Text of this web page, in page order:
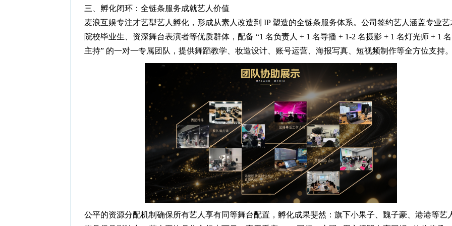
三、孵化闭环：全链条服务成就艺人价值
麦浪互娱专注才艺型艺人孵化，形成从素人改造到 IP 塑造的全链条服务体系。公司签约艺人涵盖专业艺
院校毕业生、资深舞台表演者等优质群体，配备 “1 名负责人 + 1 名导播 + 1-2 名摄影 + 1 名灯光师 + 1 名
主持” 的一对一专属团队，提供舞蹈教学、妆造设计、账号运营、海报写真、短视频制作等全方位支持。
公平的资源分配机制确保所有艺人享有同等舞台配置，孵化成果斐然：旗下小果子、魏子豪、港港等艺